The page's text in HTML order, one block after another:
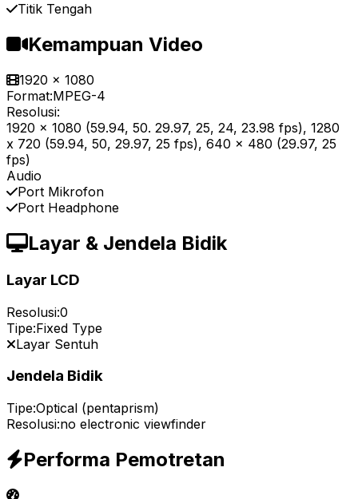
Titik Tengah
Kemampuan Video
1920 x 1080
Format:MPEG-4
Resolusi:
1920 x 1080 (59.94, 50. 29.97, 25, 24, 23.98 fps), 1280
x 720 (59.94, 50, 29.97, 25 fps), 640 x 480 (29.97, 25
fps)
Audio
Port Mikrofon
Port Headphone
Layar & Jendela Bidik
Layar LCD
Resolusi:0
Tipe:Fixed Type
Layar Sentuh
Jendela Bidik
Tipe:Optical (pentaprism)
Resolusi:no electronic viewfinder
Performa Pemotretan